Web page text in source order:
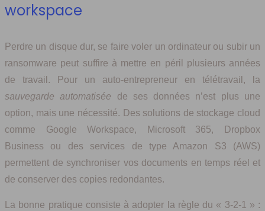
workspace
Perdre un disque dur, se faire voler un ordinateur ou subir un
ransomware peut suffire à mettre en péril plusieurs années
de travail. Pour un auto-entrepreneur en télétravail, la
sauvegarde automatisée de ses données n’est plus une
option, mais une nécessité. Des solutions de stockage cloud
comme Google Workspace, Microsoft 365, Dropbox
Business ou des services de type Amazon S3 (AWS)
permettent de synchroniser vos documents en temps réel et
de conserver des copies redondantes.
La bonne pratique consiste à adopter la règle du « 3-2-1 » :